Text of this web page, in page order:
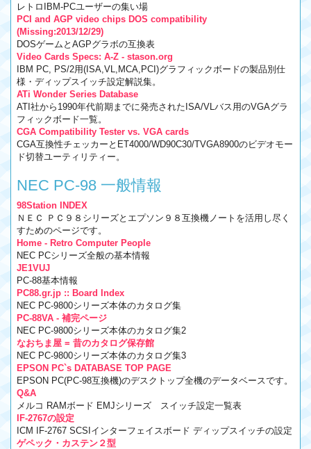
レトロIBM-PCユーザーの集い場
PCI and AGP video chips DOS compatibility
(Missing:2013/12/29)
DOSゲームとAGPグラボの互換表
Video Cards Specs: A-Z - stason.org
IBM PC, PS/2用(ISA,VL,MCA,PCI)グラフィックボードの製品別仕
様・ディップスイッチ設定解説集。
ATi Wonder Series Database
ATI社から1990年代前期までに発売されたISA/VLバス用のVGAグラ
フィックボード一覧。
CGA Compatibility Tester vs. VGA cards
CGA互換性チェッカーとET4000/WD90C30/TVGA8900のビデオモー
ド切替ユーティリティー。
NEC PC-98 一般情報
98Station INDEX
ＮＥＣ ＰＣ９８シリーズとエプソン９８互換機ノートを活用し尽く
すためのページです。
Home - Retro Computer People
NEC PCシリーズ全般の基本情報
JE1VUJ
PC-88基本情報
PC88.gr.jp :: Board Index
NEC PC-9800シリーズ本体のカタログ集
PC-88VA - 補完ページ
NEC PC-9800シリーズ本体のカタログ集2
なおちま屋 = 昔のカタログ保存館
NEC PC-9800シリーズ本体のカタログ集3
EPSON PC`s DATABASE TOP PAGE
EPSON PC(PC-98互換機)のデスクトップ全機のデータベースです。
Q&A
メルコ RAMボード EMJシリーズ スイッチ設定一覧表
IF-2767の設定
ICM IF-2767 SCSIインターフェイスボード ディップスイッチの設定
ゲペック・カステン２型